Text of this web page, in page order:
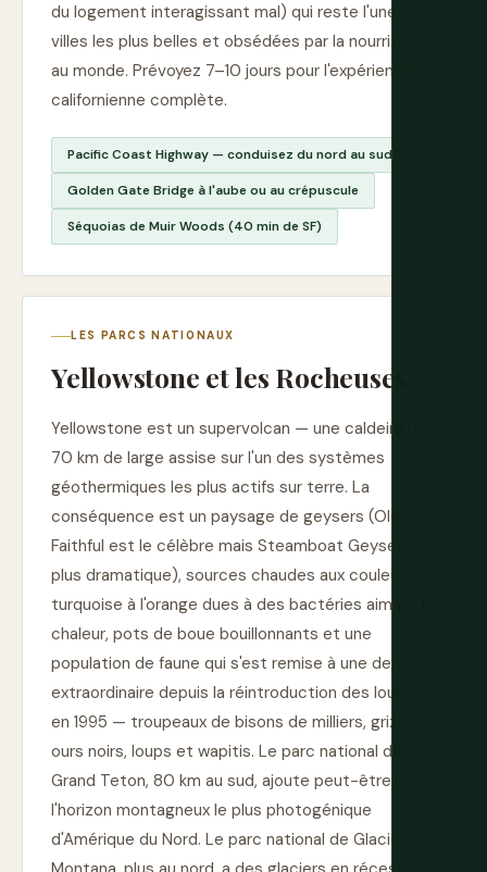
du logement interagissant mal) qui reste l'une des
villes les plus belles et obsédées par la nourriture
au monde. Prévoyez 7–10 jours pour l'expérience
californienne complète.
Pacific Coast Highway — conduisez du nord au sud
Golden Gate Bridge à l'aube ou au crépuscule
Séquoias de Muir Woods (40 min de SF)
LES PARCS NATIONAUX
Yellowstone et les Rocheuses
Yellowstone est un supervolcan — une caldeira de
70 km de large assise sur l'un des systèmes
géothermiques les plus actifs sur terre. La
conséquence est un paysage de geysers (Old
Faithful est le célèbre mais Steamboat Geyser est
plus dramatique), sources chaudes aux couleurs du
turquoise à l'orange dues à des bactéries aimant la
chaleur, pots de boue bouillonnants et une
population de faune qui s'est remise à une densité
extraordinaire depuis la réintroduction des loups
en 1995 — troupeaux de bisons de milliers, grizzlis,
ours noirs, loups et wapitis. Le parc national de
Grand Teton, 80 km au sud, ajoute peut-être
l'horizon montagneux le plus photogénique
d'Amérique du Nord. Le parc national de Glacier au